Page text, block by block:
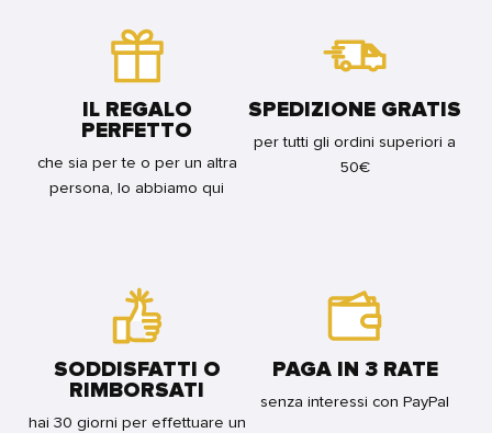
VARIANT
FOR
IL REGALO
PERFETTO
che sia per te o per un altra
persona, lo abbiamo qui
SPEDIZIONE GRATIS
per tutti gli ordini superiori a
50€
SODDISFATTI O
RIMBORSATI
hai 30 giorni per effettuare un
PAGA IN 3 RATE
senza interessi con PayPal